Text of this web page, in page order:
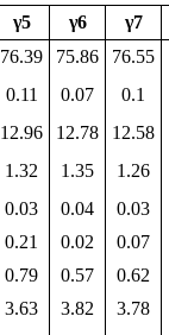
γ5 γ6
γ7
76.39 75.86 76.55
0.11 0.07
0.1
12.96 12.78 12.58
1.32 1.35
1.26
0.03 0.04
0.03
0.21 0.02
0.07
0.79 0.57
0.62
3.63 3.82
3.78